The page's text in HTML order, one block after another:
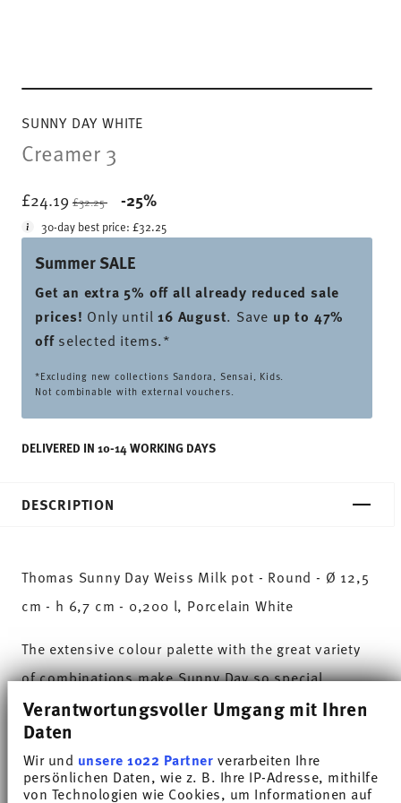
Verantwortungsvoller Umgang mit Ihren
Daten
Wir und unsere 1022 Partnerverarbeiten Ihre
persönlichen Daten, wie z. B. Ihre IP-Adresse, mithilfe
von Technologien wie Cookies, um Informationen auf
SUNNY DAY WHITE
Creamer 3
£24.19 Price reduced from
£32.25 -25%
30-day best price:£32.25
Summer SALE
Get an extra 5% off all already reduced sale
prices! Only until16 August. Save up to 47%
offselected items.*
*Excluding new collections Sandora, Sensai, Kids.
Not combinable with external vouchers.
DELIVERED IN 10-14 WORKING DAYS
DESCRIPTION
Thomas Sunny Day Weiss Milk pot - Round - Ø 12,5
cm - h 6,7 cm - 0,200 l, Porcelain White
The extensive colour palette with the great variety
of combinations make Sunny Day so special,
allowing it to be used in cooking and kitchen
worlds of every kind. Sunny Day’s pleasing and
cheerful style ensures that every day is simply
unique.HAVE A SUNNY DAY!